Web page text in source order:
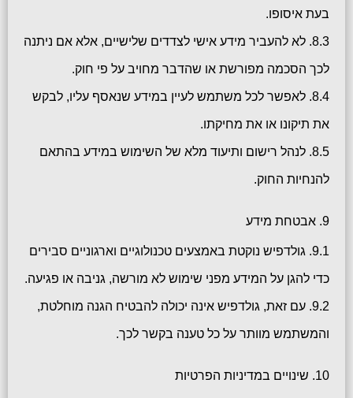
בעת איסופו.
8.3. לא להעביר מידע אישי לצדדים שלישיים, אלא אם ניתנה
לכך הסכמה מפורשת או שהדבר מחויב על פי חוק.
8.4. לאפשר לכל משתמש לעיין במידע שנאסף עליו, לבקש
את תיקונו או את מחיקתו.
8.5. לנהל רישום ותיעוד מלא של השימוש במידע בהתאם
להנחיות החוק.
9. אבטחת מידע
9.1. גולדפיש נוקטת באמצעים טכנולוגיים וארגוניים סבירים
כדי להגן על המידע מפני שימוש לא מורשה, גניבה או פגיעה.
9.2. עם זאת, גולדפיש אינה יכולה להבטיח הגנה מוחלטת,
והמשתמש מוותר על כל טענה בקשר לכך.
10. שינויים במדיניות הפרטיות